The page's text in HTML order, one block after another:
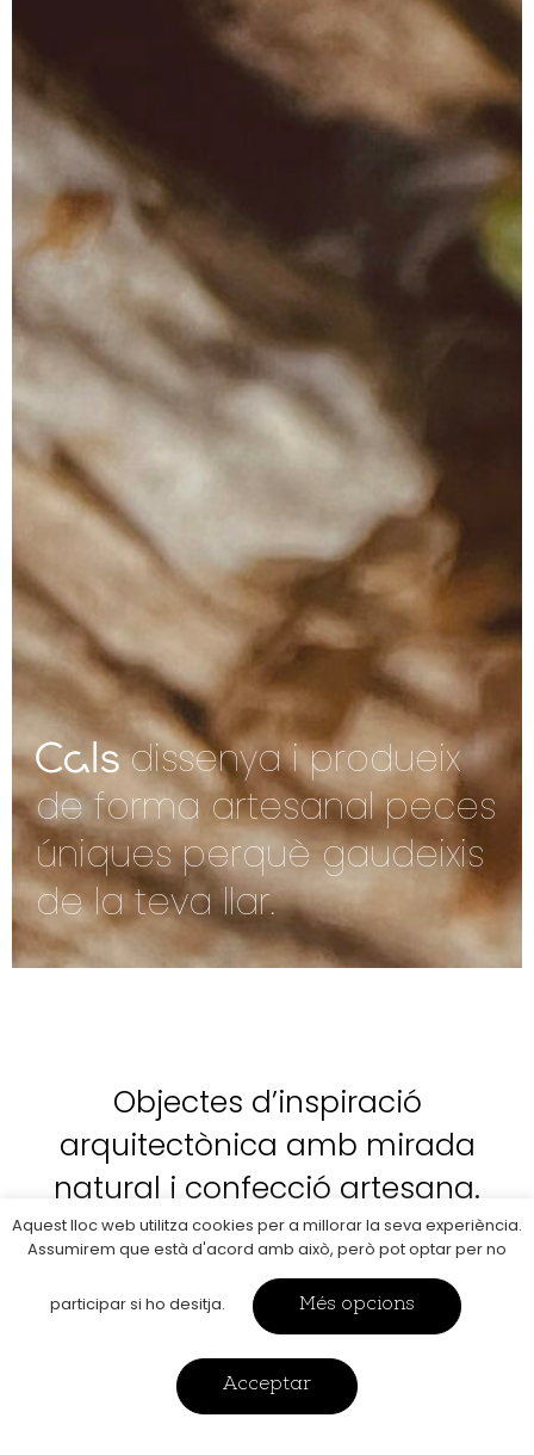
dissenya i produeix
de forma artesanal peces
úniques perquè gaudeixis
de la teva llar.
Objectes d’inspiració
arquitectònica amb mirada
natural i confecció artesana.
Aquest lloc web utilitza cookies per a millorar la seva experiència.
Assumirem que està d'acord amb això, però pot optar per no
participar si ho desitja. Més opcions
Acceptar